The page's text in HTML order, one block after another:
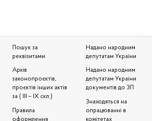
Пошук за
реквізитами
Архів
законопроєктів,
проєктів інших актів
за ( III – IX скл.)
Правила
оформлення
Надано народним
депутатам України
Надано народним
депутатам України
документів до ЗП
Знаходяться на
опрацюванні в
комітетах